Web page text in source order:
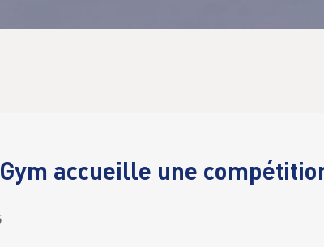
Gym accueille une